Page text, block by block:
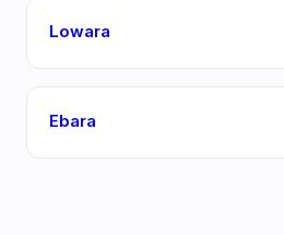
Lowara
Ebara